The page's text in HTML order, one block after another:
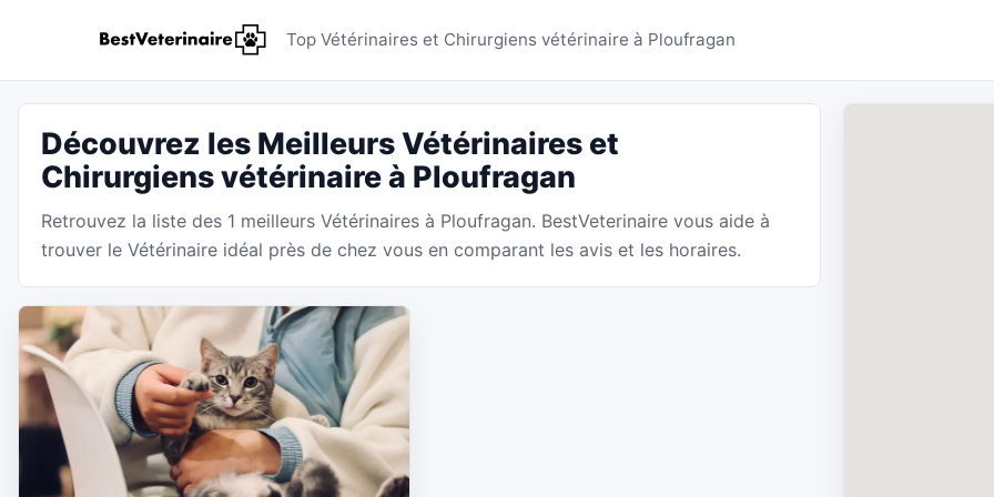
Vétérinaires Ploufragan -
Top Vétérinaires et Chirurgiens vétérinaire à Ploufragan
Découvrez les Meilleurs Vétérinaires et
Chirurgiens vétérinaire à Ploufragan
Retrouvez la liste des 1 meilleurs Vétérinaires à Ploufragan. BestVeterinaire vous aide à
trouver le Vétérinaire idéal près de chez vous en comparant les avis et les horaires.